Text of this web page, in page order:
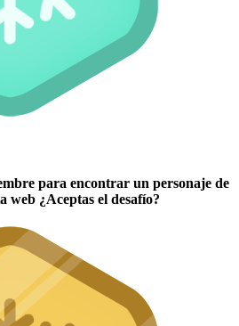
para encontrar un personaje de
web ¿Aceptas el desafío?